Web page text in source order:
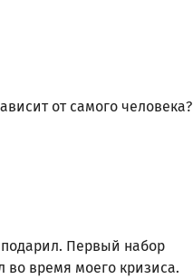
от самого человека?
подарил. Первый набор
во время моего кризиса.